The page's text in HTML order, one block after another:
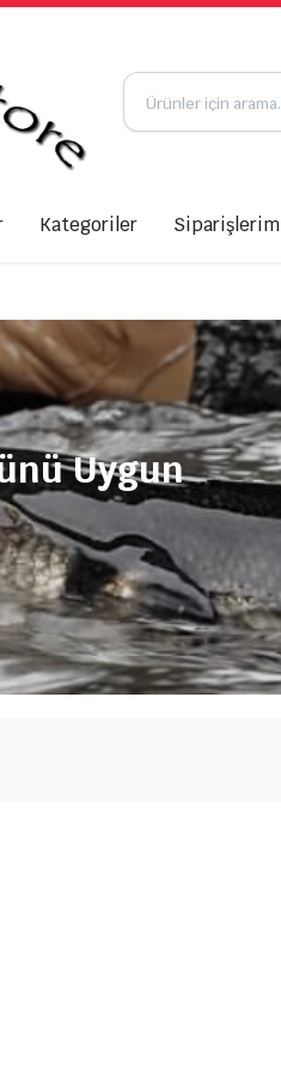
Kategoriler Siparişlerim
Uygun